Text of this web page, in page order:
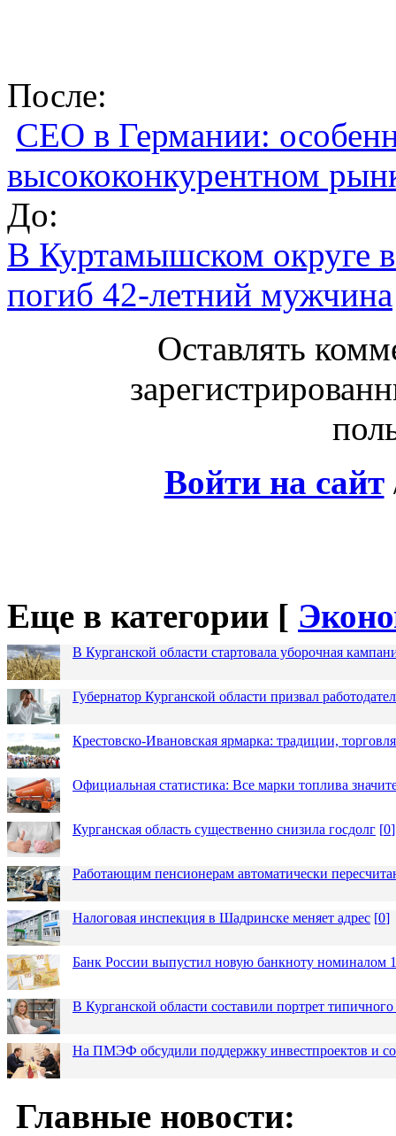
После:
СЕО в Германии:
высококонкурентном
До:
В Куртамышском округе в
погиб 42-летний мужчина
Оставлять
Войти на сайт
Еще в категории [
В Курганской области стартовала уборочная
Губернатор Курганской области призвал
Крестовско-Ивановская ярмарка: традиции,
Официальная статистика: Все марки топлива
Курганская область существенно снизила госдолг [0]
Работающим пенсионерам автоматически
Налоговая инспекция в Шадринске меняет адрес [0]
Банк России выпустил новую банкноту номиналом
В Курганской области составили портрет
На ПМЭФ обсудили поддержку инвестпроектов и
Главные новости: